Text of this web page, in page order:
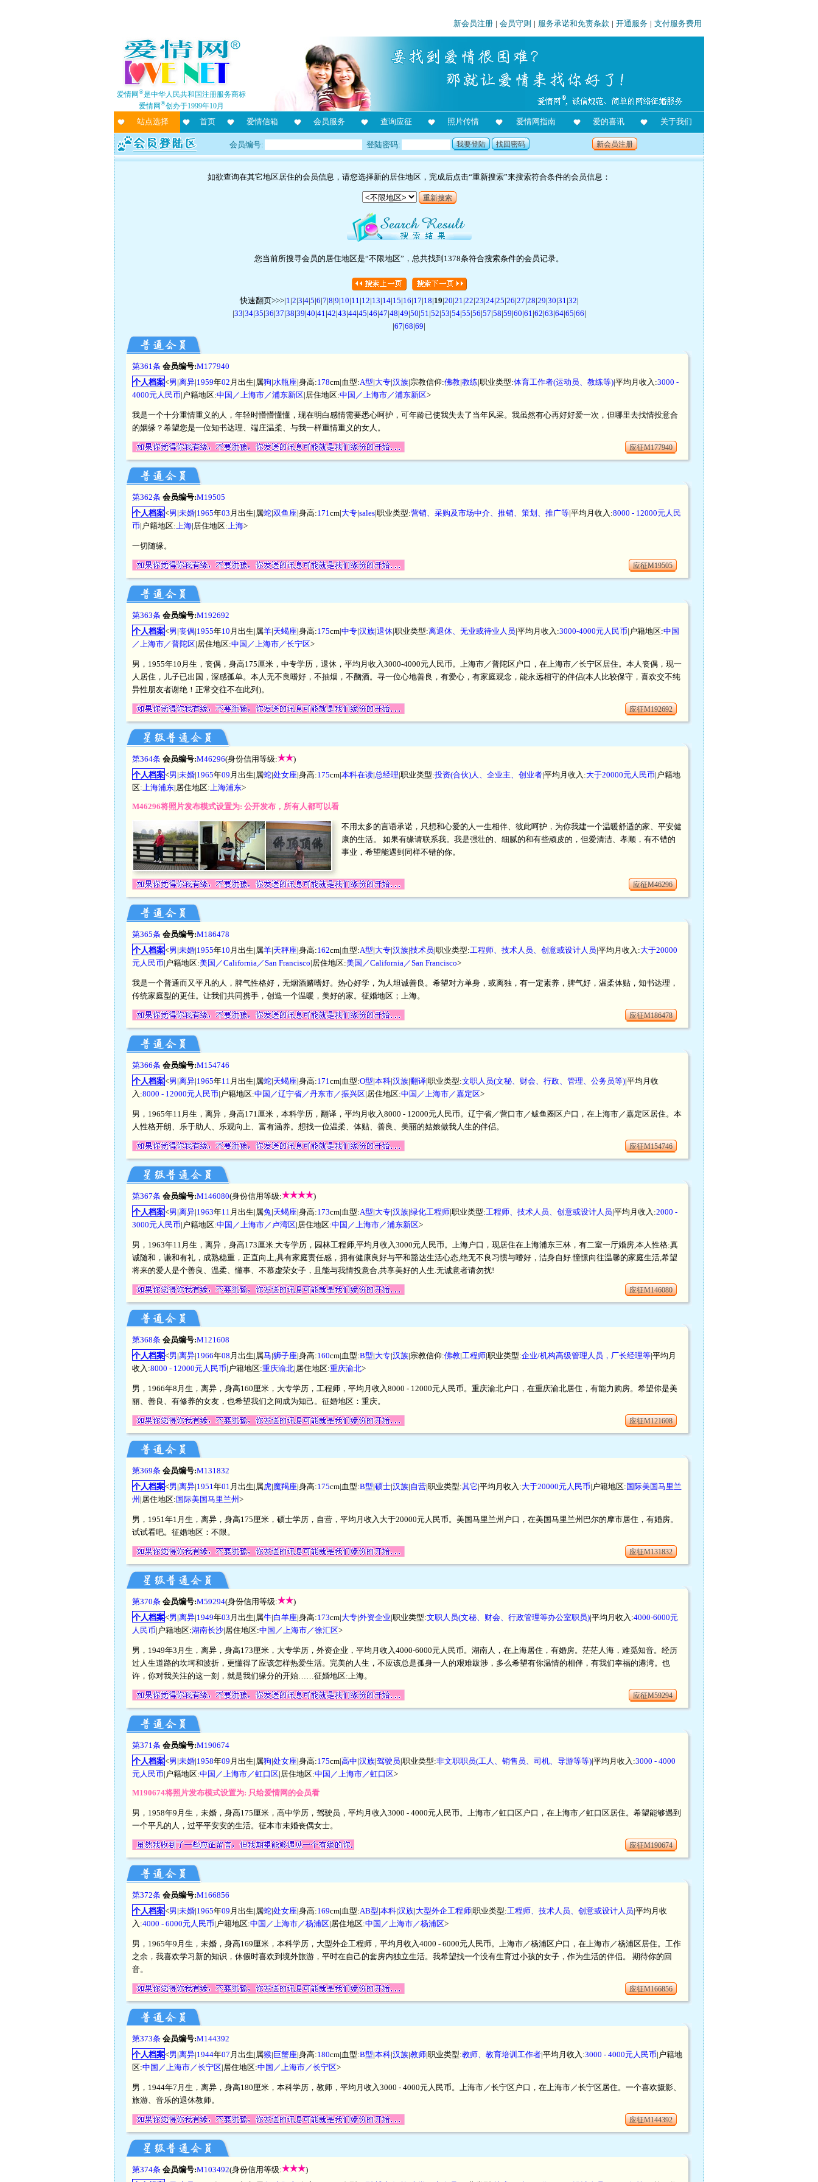
新会员注册 | 会员守则 | 服务承诺和免责条款 | 开通服务 | 支付服务费用
爱情网®是中华人民共和国注册服务商标
爱情网®创办于1999年10月
站点选择 首页 爱情信箱 会员服务 查询应征 照片传情 爱情网指南 爱的喜讯 关于我们
会员编号: 登陆密码: 我要登陆 找回密码 新会员注册
如欲查询在其它地区居住的会员信息，请您选择新的居住地区，完成后点击“重新搜索”来搜索符合条件的会员信息：
重新搜索
您当前所搜寻会员的居住地区是“不限地区”，总共找到1378条符合搜索条件的会员记录。
快速翻页>>>|1 |2|3|4|5|6|7|8|9|10|11 |12|13|14|15|16|17|18|19|20|21 |22|23|24|25|26|27|28|29|30|31 |32|
|33|34|35|36|37|38|39|40|41 |42|43|44|45|46|47|48|49|50|51 |52|53|54|55|56|57|58|59|60|61 |62|63|64|65|66|
|67|68|69|
第361条 会员编号:M177940
个人档案<男|离异|1959年02 月出生|属狗|水瓶座|身高:178cm|血型:A型|大专|汉族|宗教信仰:佛教|教练|职业类型:体育工作者(运动员、教练等)|平均月收入:3000 -
4000元人民币|户籍地区:中国／上海市／浦东新区|居住地区:中国／上海市／浦东新区>
我是一个十分重情重义的人，年轻时懵懵懂懂，现在明白感情需要悉心呵护，可年龄已使我失去了当年风采。我虽然有心再好好爱一次，但哪里去找情投意合
的姻缘？希望您是一位知书达理、端庄温柔、与我一样重情重义的女人。
应征M177940
第362条 会员编号:M19505
个人档案<男|未婚|1965年03 月出生|属蛇|双鱼座|身高:171 cm|大专|sales|职业类型:营销、采购及市场中介、推销、策划、推广等|平均月收入:8000 - 12000元人民
币|户籍地区: 上海|居住地区: 上海>
一切随缘。
应征M19505
第363条 会员编号:M192692
个人档案<男|丧偶|1955年10 月出生|属羊|天蝎座|身高:175cm|中专|汉族|退休|职业类型:离退休、无业或待业人员|平均月收入:3000-4000元人民币|户籍地区:中国
／上海市／普陀区|居住地区:中国／上海市／长宁区>
男，1955年10月生，丧偶，身高175厘米，中专学历，退休，平均月收入3000-4000元人民币。上海市／普陀区户口，在上海市／长宁区居住。本人丧偶，现一
人居住，儿子已出国，深感孤单。本人无不良嗜好，不抽烟，不酗酒。寻一位心地善良，有爱心，有家庭观念，能永远相守的伴侣(本人比较保守，喜欢交不纯
异性朋友者谢绝！正常交往不在此列)。
应征M192692
第364条 会员编号:M46296(身份信用等级:
)
个人档案<男|未婚|1965年09 月出生|属蛇|处女座|身高:175cm|本科在读|总经理|职业类型:投资(合伙)人、企业主、创业者|平均月收入:大于20000元人民币|户籍地
区: 上海浦东|居住地区: 上海浦东>
M46296将照片发布模式设置为: 公开发布，所有人都可以看
不用太多的言语承诺，只想和心爱的人一生相伴、彼此呵护，为你我建一个温暖舒适的家、平安健
康的生活。 如果有缘请联系我。我是强壮的、细腻的和有些顽皮的，但爱清洁、孝顺，有不错的
事业，希望能遇到同样不错的你。
应征M46296
第365条 会员编号:M186478
个人档案<男|未婚|1955年10 月出生|属羊|天秤座|身高:162cm|血型:A型|大专|汉族|技术员|职业类型:工程师、技术人员、创意或设计人员|平均月收入:大于20000
元人民币|户籍地区:美国／California／San Francisco|居住地区:美国／California／San Francisco>
我是一个普通而又平凡的人，脾气性格好，无烟酒赌嗜好。热心好学，为人坦诚善良。希望对方单身，或离独，有一定素养，脾气好，温柔体贴，知书达理，
传统家庭型的更佳。让我们共同携手，创造一个温暖，美好的家。征婚地区；上海。
应征M186478
第366条 会员编号:M154746
个人档案<男|离异|1965年11 月出生|属蛇|天蝎座|身高:171 cm|血型:O型|本科|汉族|翻译|职业类型:文职人员(文秘、财会、行政、管理、公务员等)|平均月收
入:8000 - 12000元人民币|户籍地区:中国／辽宁省／丹东市／振兴区|居住地区:中国／上海市／嘉定区>
男，1965年11月生，离异，身高171厘米，本科学历，翻译，平均月收入8000 - 12000元人民币。辽宁省／营口市／鲅鱼圈区户口，在上海市／嘉定区居住。本
人性格开朗、乐于助人、乐观向上、富有涵养。想找一位温柔、体贴、善良、美丽的姑娘做我人生的伴侣。
应征M154746
第367条 会员编号:M146080(身份信用等级:
)
个人档案<男|离异|1963年11 月出生|属兔 |天蝎座|身高:173cm|血型:A型|大专|汉族|绿化工程师|职业类型:工程师、技术人员、创意或设计人员|平均月收入:2000 -
3000元人民币|户籍地区:中国／上海市／卢湾区|居住地区:中国／上海市／浦东新区>
男，1963年11月生，离异，身高173厘米.大专学历，园林工程师,平均月收入3000元人民币。上海户口，现居住在上海浦东三林，有二室一厅婚房,本人性格:真
诚随和，谦和有礼，成熟稳重，正直向上,具有家庭责任感，拥有健康良好与平和豁达生活心态,绝无不良习惯与嗜好，洁身自好.憧憬向往温馨的家庭生活,希望
将来的爱人是个善良、温柔、懂事、不慕虚荣女子，且能与我情投意合,共享美好的人生.无诚意者请勿扰!
应征M146080
第368条 会员编号:M121608
个人档案<男|离异|1966年08 月出生|属马|狮子座|身高:160cm|血型:B型|大专|汉族|宗教信仰:佛教|工程师|职业类型:企业/机构高级管理人员，厂长经理等|平均月
收入:8000 - 12000元人民币|户籍地区:重庆渝北|居住地区:重庆渝北>
男，1966年8月生，离异，身高160厘米，大专学历，工程师，平均月收入8000 - 12000元人民币。重庆渝北户口，在重庆渝北居住，有能力购房。希望你是美
丽、善良、有修养的女友，也希望我们之间成为知己。征婚地区：重庆。
应征M121608
第369条 会员编号:M131832
个人档案<男|离异|1951 年01 月出生|属虎|魔羯座|身高:175cm|血型:B型|硕士|汉族|自营|职业类型:其它|平均月收入:大于20000元人民币|户籍地区:国际美国马里兰
州|居住地区:国际美国马里兰州>
男，1951年1月生，离异，身高175厘米，硕士学历，自营，平均月收入大于20000元人民币。美国马里兰州户口，在美国马里兰州巴尔的摩市居住，有婚房。
试试看吧。征婚地区：不限。
应征M131832
第370条 会员编号:M59294(身份信用等级:
)
个人档案<男|离异|1949年03 月出生|属牛|白羊座|身高:173cm|大专|外资企业|职业类型:文职人员(文秘、财会、行政管理等办公室职员)|平均月收入:4000-6000元
人民币|户籍地区:湖南长沙|居住地区:中国／上海市／徐汇区>
男，1949年3月生，离异，身高173厘米，大专学历，外资企业，平均月收入4000-6000元人民币。湖南人，在上海居住，有婚房。茫茫人海，难觅知音。经历
过人生道路的坎坷和波折，更懂得了应该怎样热爱生活。完美的人生，不应该总是孤身一人的艰难跋涉，多么希望有你温情的相伴，有我们幸福的港湾。也
许，你对我关注的这一刻，就是我们缘分的开始……征婚地区:上海。
应征M59294
第371条 会员编号:M190674
个人档案<男|未婚|1958年09 月出生|属狗|处女座|身高:175cm|高中|汉族|驾驶员|职业类型:非文职职员(工人、销售员、司机、导游等等)|平均月收入:3000 - 4000
元人民币|户籍地区:中国／上海市／虹口区|居住地区:中国／上海市／虹口区>
M190674将照片发布模式设置为: 只给爱情网的会员看
男，1958年9月生，未婚，身高175厘米，高中学历，驾驶员，平均月收入3000 - 4000元人民币。上海市／虹口区户口，在上海市／虹口区居住。希望能够遇到
一个平凡的人，过平平安安的生活。征本市未婚丧偶女士。
应征M190674
第372条 会员编号:M166856
个人档案<男|未婚|1965年09 月出生|属蛇|处女座|身高:169cm|血型:AB型|本科|汉族|大型外企工程师|职业类型:工程师、技术人员、创意或设计人员|平均月收
入:4000 - 6000元人民币|户籍地区:中国／上海市／杨浦区|居住地区:中国／上海市／杨浦区>
男，1965年9月生，未婚，身高169厘米，本科学历，大型外企工程师，平均月收入4000 - 6000元人民币。上海市／杨浦区户口，在上海市／杨浦区居住。工作
之余，我喜欢学习新的知识，休假时喜欢到境外旅游，平时在自己的套房内独立生活。我希望找一个没有生育过小孩的女子，作为生活的伴侣。 期待你的回
音。
应征M166856
第373条 会员编号:M144392
个人档案<男|离异|1944年07 月出生|属猴|巨蟹座|身高:180cm|血型:B型|本科|汉族|教师|职业类型:教师、教育培训工作者|平均月收入:3000 - 4000元人民币|户籍地
区:中国／上海市／长宁区|居住地区:中国／上海市／长宁区>
男，1944年7月生，离异，身高180厘米，本科学历，教师，平均月收入3000 - 4000元人民币。上海市／长宁区户口，在上海市／长宁区居住。一个喜欢摄影、
旅游、音乐的退休教师。
应征M144392
第374条 会员编号:M103492(身份信用等级:
)